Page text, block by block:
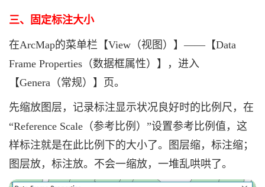
三、固定标注大小
在ArcMap的菜单栏【View（视图） 】——【Data
Frame Properties（数据框属性）】，进入
【Genera（常规）】页。
先缩放图层，记录标注显示状况良好时的比例尺，在
“Reference Scale（参考比例）”设置参考比例值，这
样标注就是在此比例下的大小了。图层缩，标注缩；
图层放，标注放。不会一缩放，一堆乱哄哄了。